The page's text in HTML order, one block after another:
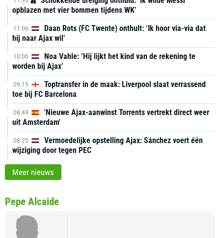
opblazen met vier bommen tijdens WK’
11:06
Daan Rots (FC Twente) onthult: ‘Ik hoor via-via dat
hij naar Ajax wil’
10:06
Noa Vahle: ‘Hij lijkt het kind van de rekening te
worden bij Ajax’
09:15
Toptransfer in de maak: Liverpool slaat verrassend
toe bij FC Barcelona
08:49
'Nieuwe Ajax-aanwinst Torrents vertrekt direct weer
uit Amsterdam'
08:25
Vermoedelijke opstelling Ajax: Sánchez voert één
wijziging door tegen PEC
Meer nieuws
Pepe Alcaide